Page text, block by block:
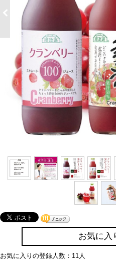
お気に入
お気に入りの登録人数：11人